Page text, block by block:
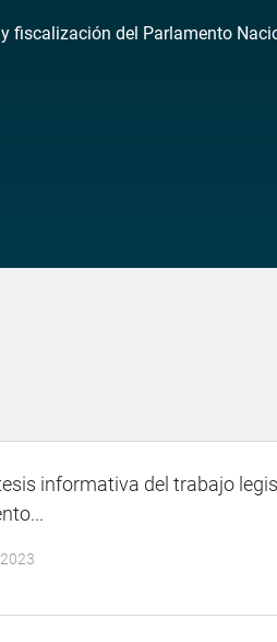
fiscalización del Parlamento
informativa del trabajo